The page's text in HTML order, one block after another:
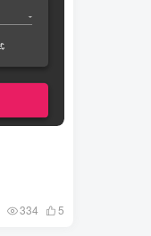
334 5